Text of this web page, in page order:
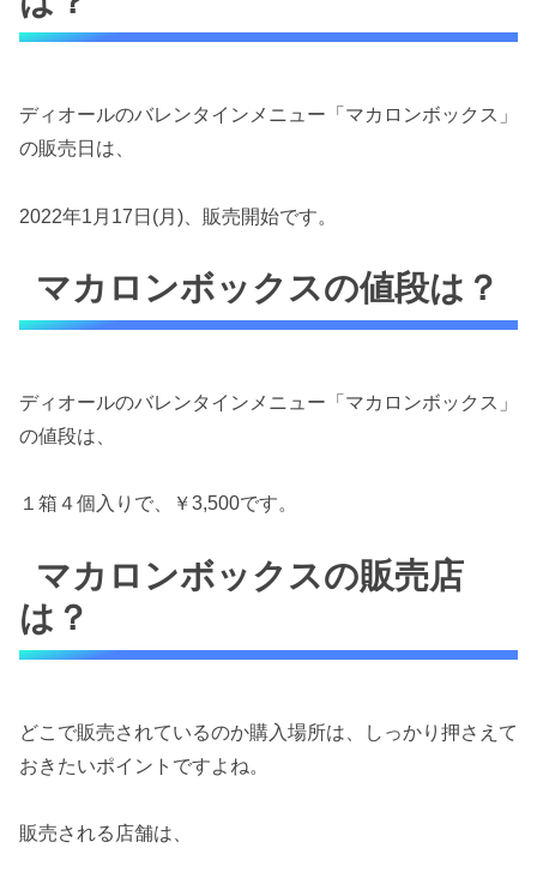
ディオールのバレンタインメニュー「マカロンボックス」
の販売日は、
2022年1月17日(月)、販売開始です。
マカロンボックスの値段は？
ディオールのバレンタインメニュー「マカロンボックス」
の値段は、
１箱４個入りで、￥3,500です。
マカロンボックスの販売店
は？
どこで販売されているのか購入場所は、しっかり押さえて
おきたいポイントですよね。
販売される店舗は、